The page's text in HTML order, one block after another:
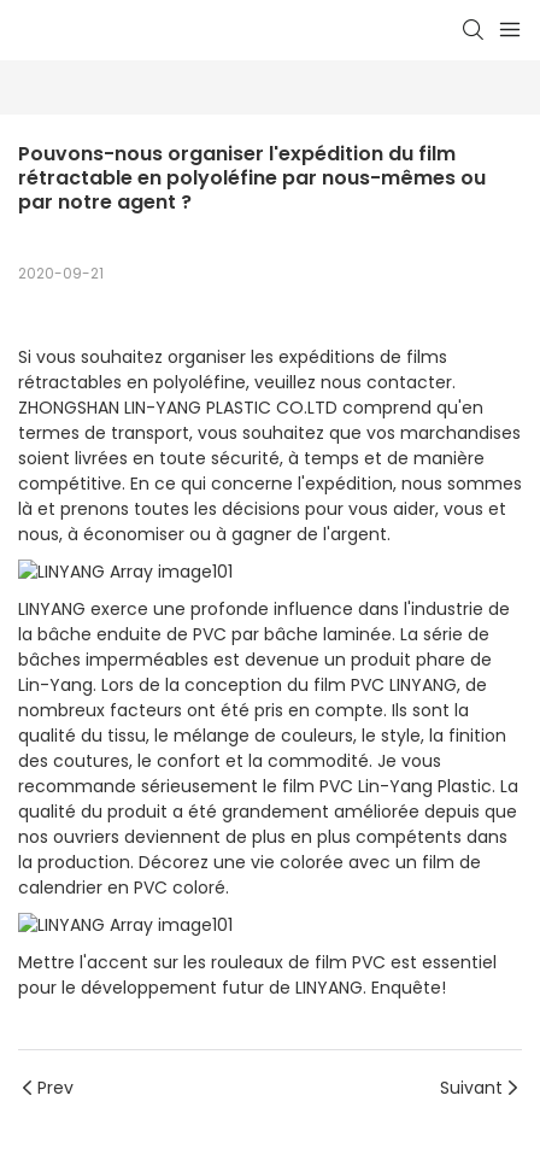
Pouvons-nous organiser l'expédition du film
rétractable en polyoléfine par nous-mêmes ou
par notre agent ?
2020-09-21
Si vous souhaitez organiser les expéditions de films
rétractables en polyoléfine, veuillez nous contacter.
ZHONGSHAN LIN-YANG PLASTIC CO.LTD comprend qu'en
termes de transport, vous souhaitez que vos marchandises
soient livrées en toute sécurité, à temps et de manière
compétitive. En ce qui concerne l'expédition, nous sommes
là et prenons toutes les décisions pour vous aider, vous et
nous, à économiser ou à gagner de l'argent.
LINYANG exerce une profonde influence dans l'industrie de
la bâche enduite de PVC par bâche laminée. La série de
bâches imperméables est devenue un produit phare de
Lin-Yang. Lors de la conception du film PVC LINYANG, de
nombreux facteurs ont été pris en compte. Ils sont la
qualité du tissu, le mélange de couleurs, le style, la finition
des coutures, le confort et la commodité. Je vous
recommande sérieusement le film PVC Lin-Yang Plastic. La
qualité du produit a été grandement améliorée depuis que
nos ouvriers deviennent de plus en plus compétents dans
la production. Décorez une vie colorée avec un film de
calendrier en PVC coloré.
Mettre l'accent sur les rouleaux de film PVC est essentiel
pour le développement futur de LINYANG. Enquête!
Prev Suivant